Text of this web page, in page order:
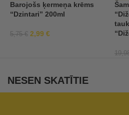
Barojošs ķermeņa krēms
“Dzintari” 200ml
5,75€ 2,99 €
NESEN SKATĪTIE